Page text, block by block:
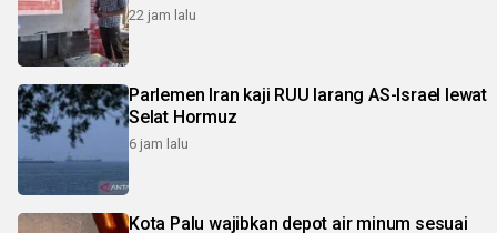
22 jam lalu
Parlemen Iran kaji RUU larang AS-Israel lewat
Selat Hormuz
6 jam lalu
Kota Palu wajibkan depot air minum sesuai